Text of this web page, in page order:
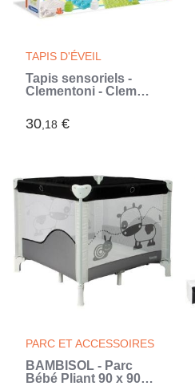
TAPIS D'ÉVEIL
Tapis sensoriels -
Clementoni - Clemmy
Bébé - Mixte - 6 mois -
Caoutchouc souple
30,18 €
PARC ET ACCESSOIRES
BAMBISOL - Parc
Bébé Pliant 90 x 90cm